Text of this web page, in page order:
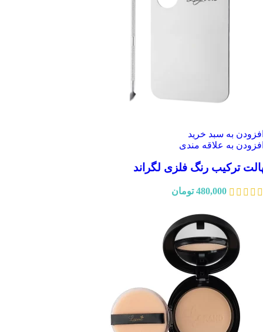
به سبد خرید
به علاقه مندی
ترکیب رنگ فلزی لگراند
480,000 تومان